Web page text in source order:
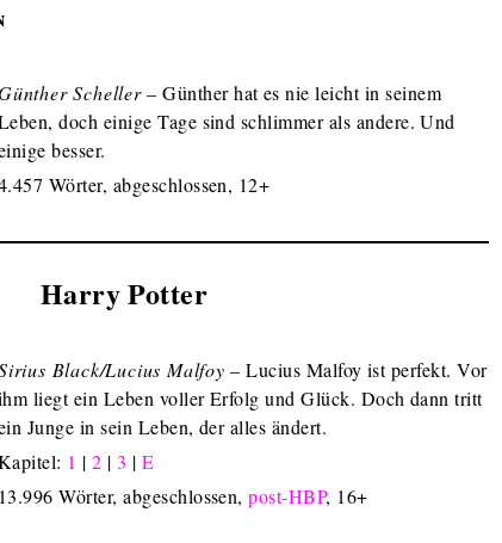
Scheller– Günther hat es nie leicht in seinem
doch einige Tage sind schlimmer als andere. Und
besser.
Wörter, abgeschlossen, 12+
Harry Potter
Black/Lucius Malfoy – Lucius Malfoy ist perfekt. Vor
liegt ein Leben voller Erfolg und Glück. Doch dann tritt
Junge in sein Leben, der alles ändert.
1 |2 |3 |E
13.996 Wörter, abgeschlossen,post-HBP, 16+